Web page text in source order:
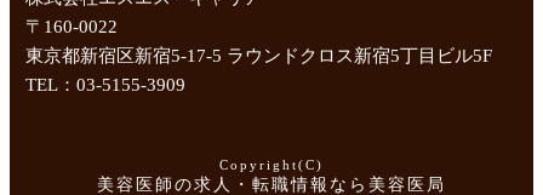
〒160-0022
東京都新宿区新宿5-17-5 ラウンドクロス新宿5丁目ビル5F
TEL：03-5155-3909
Copyright(C)
美容医師の求人・転職情報なら美容医局